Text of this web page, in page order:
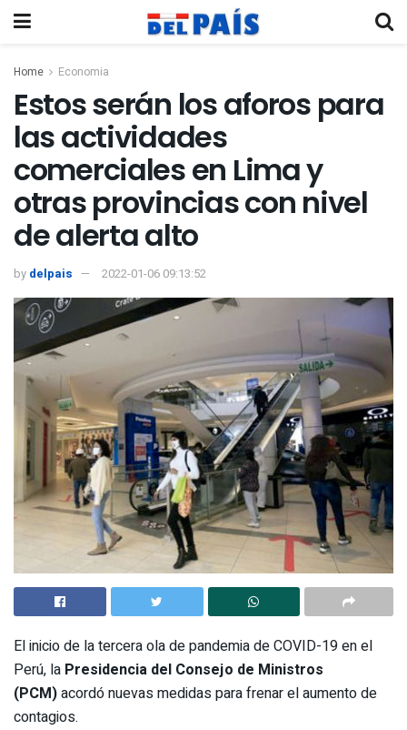
Home Economia
Estos serán los aforos para
las actividades
comerciales en Lima y
otras provincias con nivel
de alerta alto
by delpais 2022-01-06 09:13:52
El inicio de la tercera ola de pandemia de COVID-19 en el
Perú, la Presidencia del Consejo de Ministros
(PCM)acordó nuevas medidas para frenar el aumento de
contagios.